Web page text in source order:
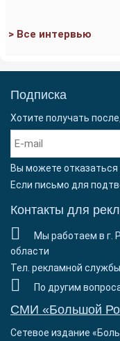
> Все интервью
Подписка
Хотите получать
Вы можете
Если письмо для
Контакты для
Мы работаем в г.
области
Тел. рекламной
По другим
СМИ «Большой
Сетевое издание